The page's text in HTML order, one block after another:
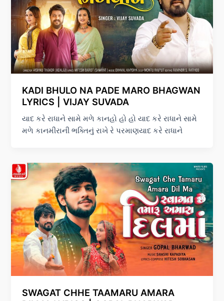
KADI BHULO NA PADE MARO BHAGWAN
LYRICS | VIJAY SUVADA
યાદ કરે રાધાને સામે મળે કાનહો હો હો યાદ કરે રાધાને સામે
મળે કાનમીરાની ભક્તિનું રાખે રે પરમાણયાદ કરે રાધાને
SWAGAT CHHE TAAMARU AMARA